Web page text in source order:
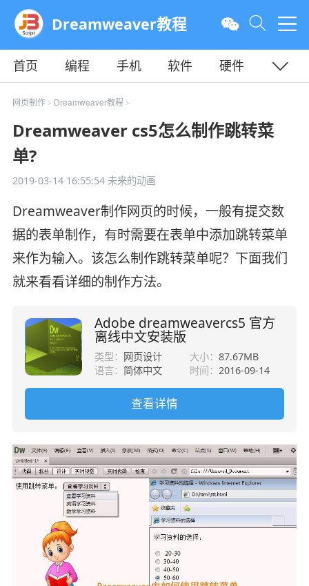
Dreamweaver教程
首页 编程 手机 软件
硬件
教程
平面 服务器
网页制作> Dreamweaver教程 >
Dreamweaver cs5怎么制作跳转菜
单?
2019-03-14 16:55:54未来的动画
Dreamweaver制作网页的时候，一般有提交数
据的表单制作，有时需要在表单中添加跳转菜单
来作为输入。该怎么制作跳转菜单呢？下面我们
就来看看详细的制作方法。
Adobe dreamweavercs5 官方
离线中文安装版
类型： 网页设计 大小： 87.67MB
语言： 简体中文 时间： 2016-09-14
查看详情